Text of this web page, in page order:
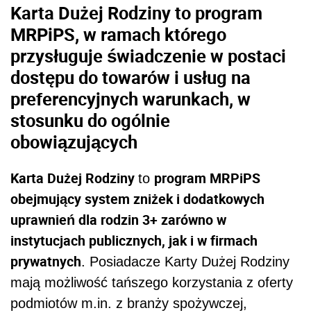
Karta Dużej Rodziny to program
MRPiPS, w ramach którego
przysługuje świadczenie w postaci
dostępu do towarów i usług na
preferencyjnych warunkach, w
stosunku do ogólnie
obowiązujących
Karta Dużej Rodziny to program MRPiPS
obejmujący system zniżek i dodatkowych
uprawnień dla rodzin 3+ zarówno w
instytucjach publicznych, jak i w firmach
prywatnych. Posiadacze Karty Dużej Rodziny
mają możliwość tańszego korzystania z oferty
podmiotów m.in. z branży spożywczej,